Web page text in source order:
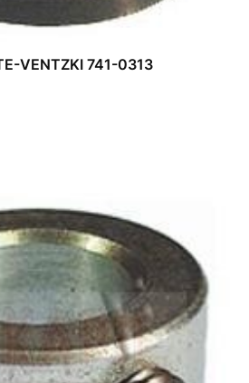
Tuleja do MTD-WHITE-VENTZKI 741-0313